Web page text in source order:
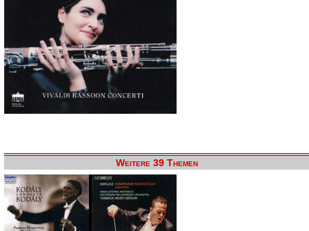
Weitere 39 Themen